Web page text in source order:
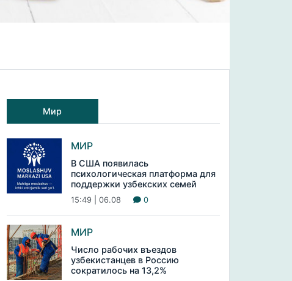
Мир
МИР
В США появилась
психологическая платформа для
поддержки узбекских семей
15:49 | 06.08 0
МИР
Число рабочих въездов
узбекистанцев в Россию
сократилось на 13,2%